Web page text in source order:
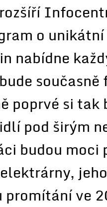
o
nabídne
poprvé si
pod širým
budou moci
promítání ve